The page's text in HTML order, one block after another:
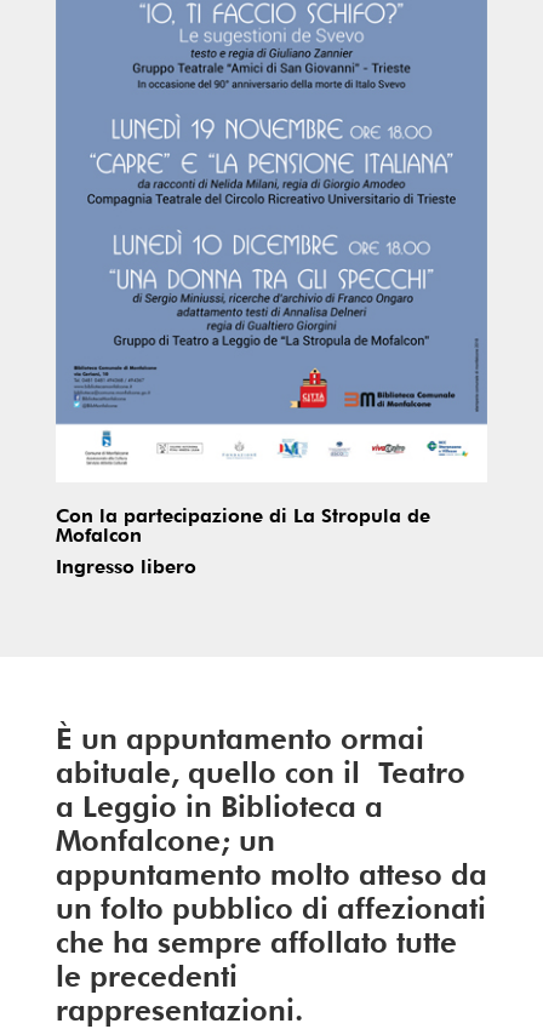
Con la partecipazione di La Stropula de
Mofalcon
Ingresso libero
È un appuntamento ormai
abituale, quello con il Teatro
a Leggio in Biblioteca a
Monfalcone; un
appuntamento molto atteso da
un folto pubblico di affezionati
che ha sempre affollato tutte
le precedenti
rappresentazioni.